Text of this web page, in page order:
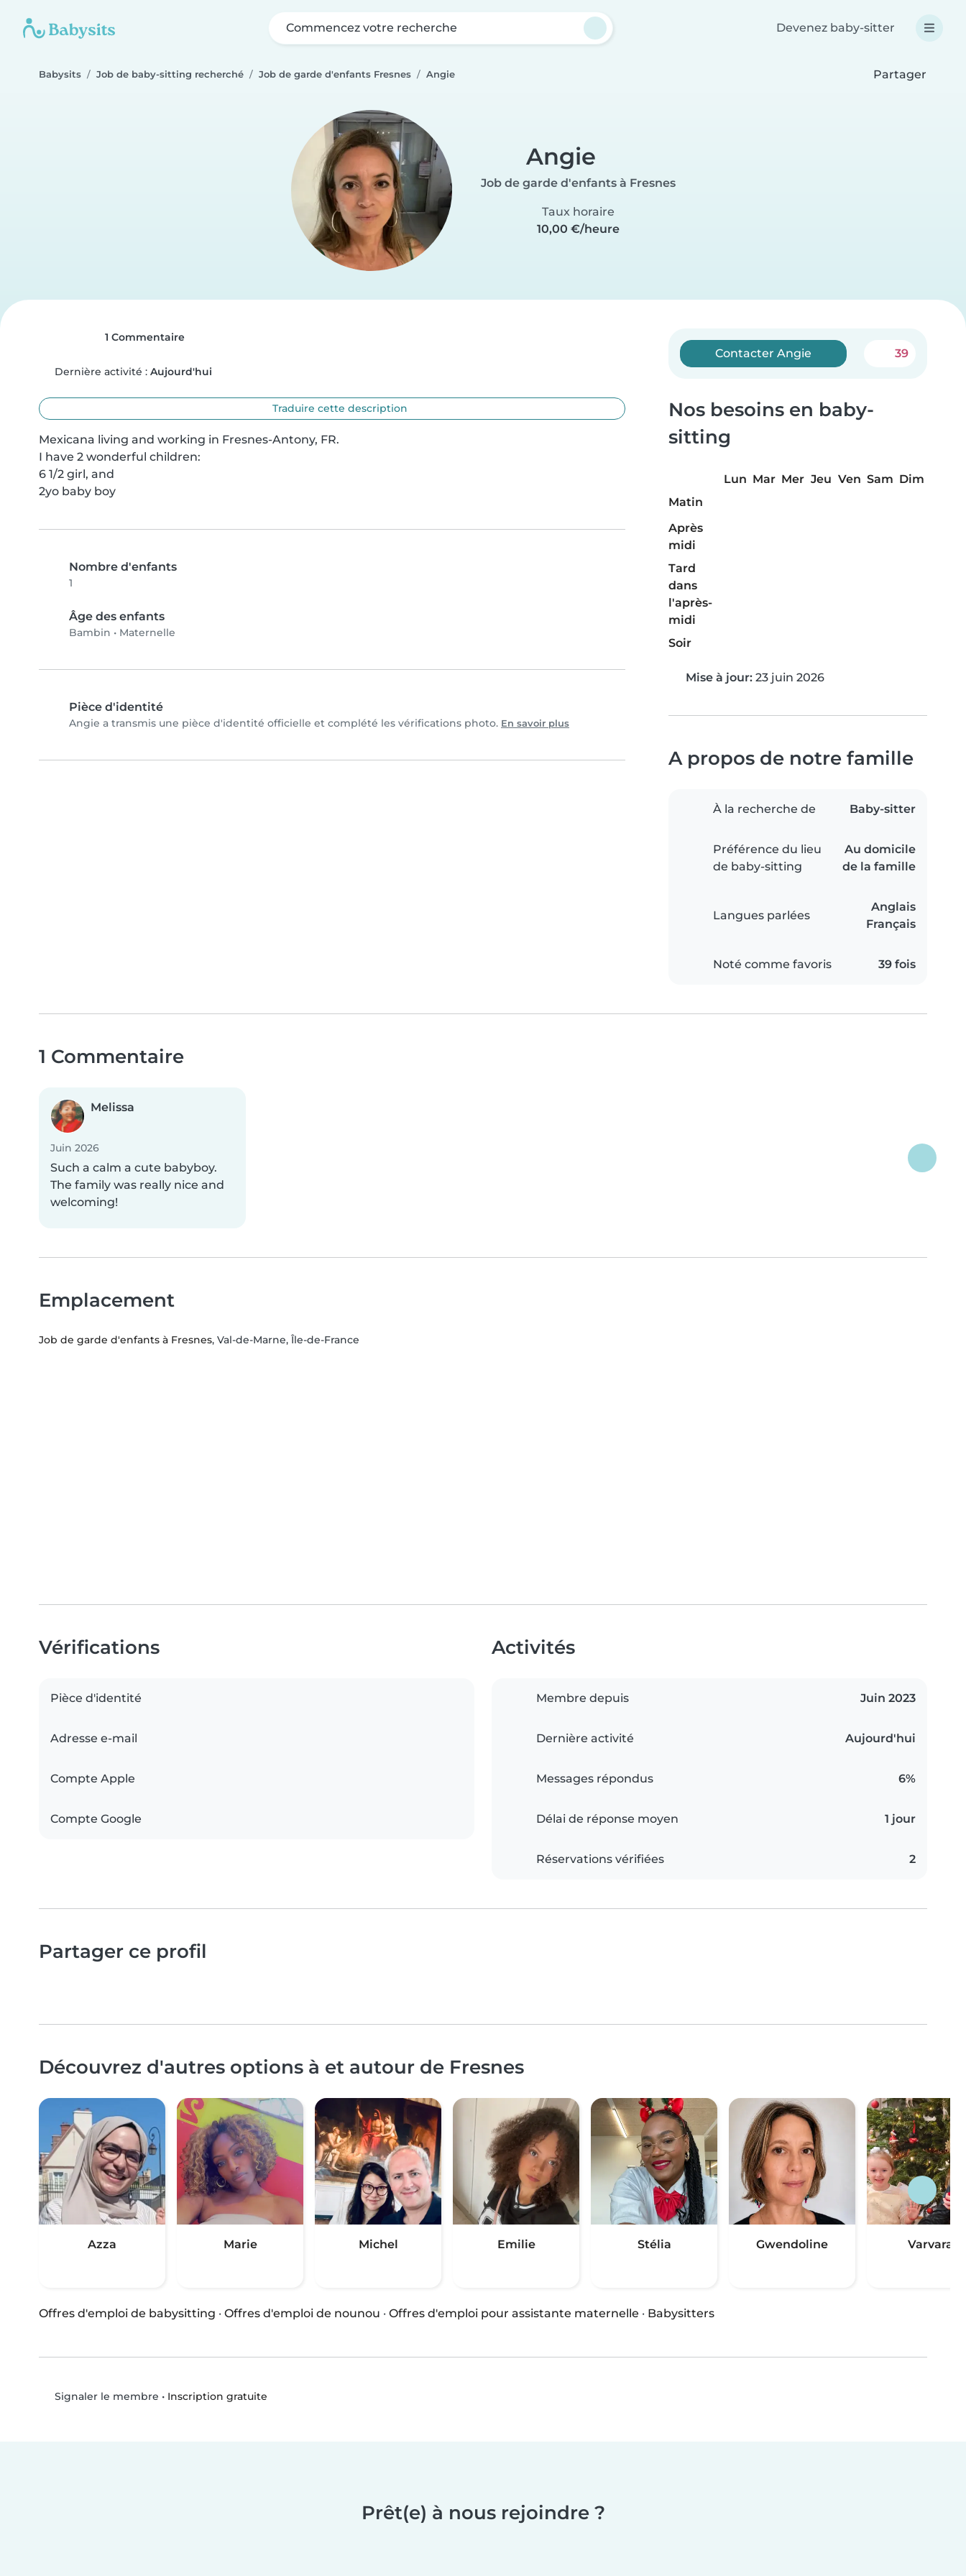
Commencez votre recherche Devenez baby-sitter
Babysits Job de baby-sitting recherché Job de garde d'enfants Fresnes Angie Partager
Angie
Job de garde d'enfants à Fresnes
Taux horaire
10,00 €/heure
1 Commentaire
Dernière activité : Aujourd'hui
Traduire cette description
Mexicana living and working in Fresnes-Antony, FR.
I have 2 wonderful children:
6 1/2 girl, and
2yo baby boy
Nombre d'enfants
1
Âge des enfants
Bambin • Maternelle
Pièce d'identité
Angie a transmis une pièce d'identité officielle et complété les vérifications photo. En savoir plus
Contacter Angie 39
Nos besoins en baby-
sitting
Lun Mar Mer Jeu Ven Sam Dim
Matin
Après
midi
Tard
dans
l'après-
midi
Soir
Mise à jour: 23 juin 2026
A propos de notre famille
À la recherche de Baby-sitter
Préférence du lieu
de baby-sitting
Au domicile
de la famille
Langues parlées
Anglais
Français
Noté comme favoris 39 fois
1 Commentaire
Melissa
Juin 2026
Such a calm a cute babyboy.
The family was really nice and
welcoming!
Emplacement
Job de garde d'enfants à Fresnes, Val-de-Marne, Île-de-France
Vérifications
Pièce d'identité
Adresse e-mail
Compte Apple
Compte Google
Activités
Membre depuis Juin 2023
Dernière activité Aujourd'hui
Messages répondus 6%
Délai de réponse moyen 1 jour
Réservations vérifiées 2
Partager ce profil
Découvrez d'autres options à et autour de Fresnes
Azza Marie Michel Emilie Stélia Gwendoline
Varvara
Offres d'emploi de babysitting · Offres d'emploi de nounou · Offres d'emploi pour assistante maternelle · Babysitters
Signaler le membre • Inscription gratuite
Prêt(e) à nous rejoindre ?